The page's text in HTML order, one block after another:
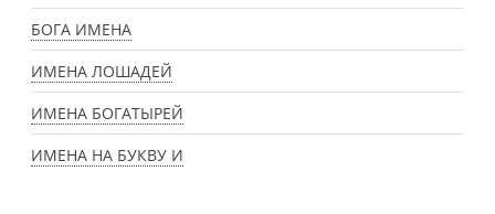
БОГА ИМЕНА
ИМЕНА ЛОШАДЕЙ
ИМЕНА БОГАТЫРЕЙ
ИМЕНА НА БУКВУ И